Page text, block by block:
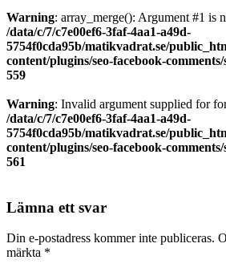
Warning: array_merge(): Argument #1 is
/data/c/7/c7e00ef6-3faf-4aa1-a49d-
5754f0cda95b/matikvadrat.se/
content/plugins/seo-facebook-
559
Warning: Invalid argument supplied for
/data/c/7/c7e00ef6-3faf-4aa1-a49d-
5754f0cda95b/matikvadrat.se/
content/plugins/seo-facebook-
561
Lämna ett svar
Din e-postadress kommer inte publiceras.
märkta *